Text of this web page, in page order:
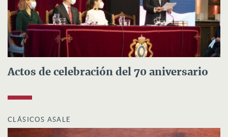
Actos de celebración del 70 aniversario
CLÁSICOS ASALE